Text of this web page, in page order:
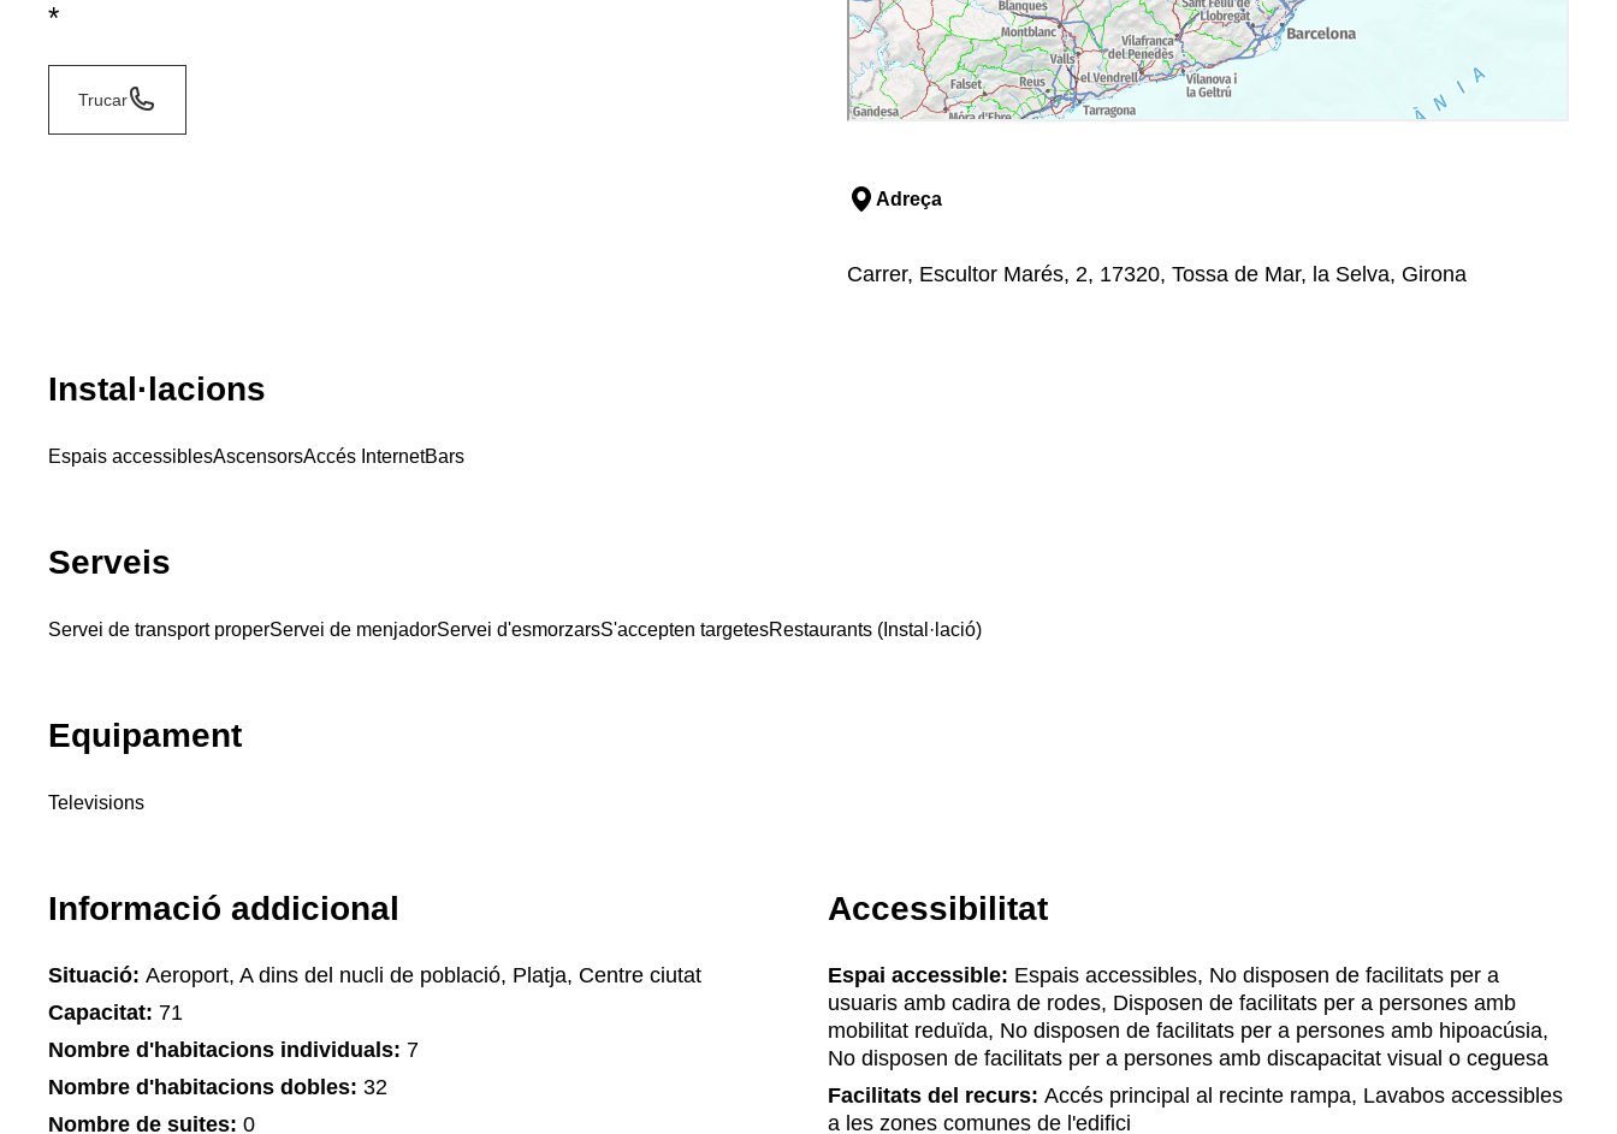
*
Trucar
Adreça
Carrer, Escultor Marés, 2, 17320, Tossa de Mar, la Selva, Girona
Instal·lacions
Espais accessiblesAscensorsAccés InternetBars
Serveis
Servei de transport properServei de menjadorServei d'esmorzarsS'accepten targetesRestaurants (Instal·lació)
Equipament
Televisions
Informació addicional
Situació: Aeroport, A dins del nucli de població, Platja, Centre ciutat
Capacitat: 71
Nombre d'habitacions individuals: 7
Nombre d'habitacions dobles: 32
Nombre de suites: 0
Accessibilitat
Espai accessible: Espais accessibles, No disposen de facilitats per a
usuaris amb cadira de rodes, Disposen de facilitats per a persones amb
mobilitat reduïda, No disposen de facilitats per a persones amb hipoacúsia,
No disposen de facilitats per a persones amb discapacitat visual o ceguesa
Facilitats del recurs: Accés principal al recinte rampa, Lavabos accessibles
a les zones comunes de l'edifici